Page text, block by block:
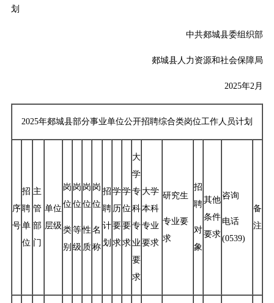
划
中共郯城县委组织部
郯城县人力资源和社会保障局
2025年2月
2025年郯城县部分事业单位公开招聘综合类岗位工作人员计划
序
号
招
聘
单
位
主
管
部
门
单位
层级
岗
位
类
别
岗
位
等
级
岗
位
性
质
岗
位
名
称
招
聘
计
划
学
历
要
求
学
位
要
求
大
学
专
科
专
业
要
求
大学
本科
专业
要求
研究生
专业要
求
招
聘
对
象
其他
条件
要求
咨询
电话
(0539)
备
注